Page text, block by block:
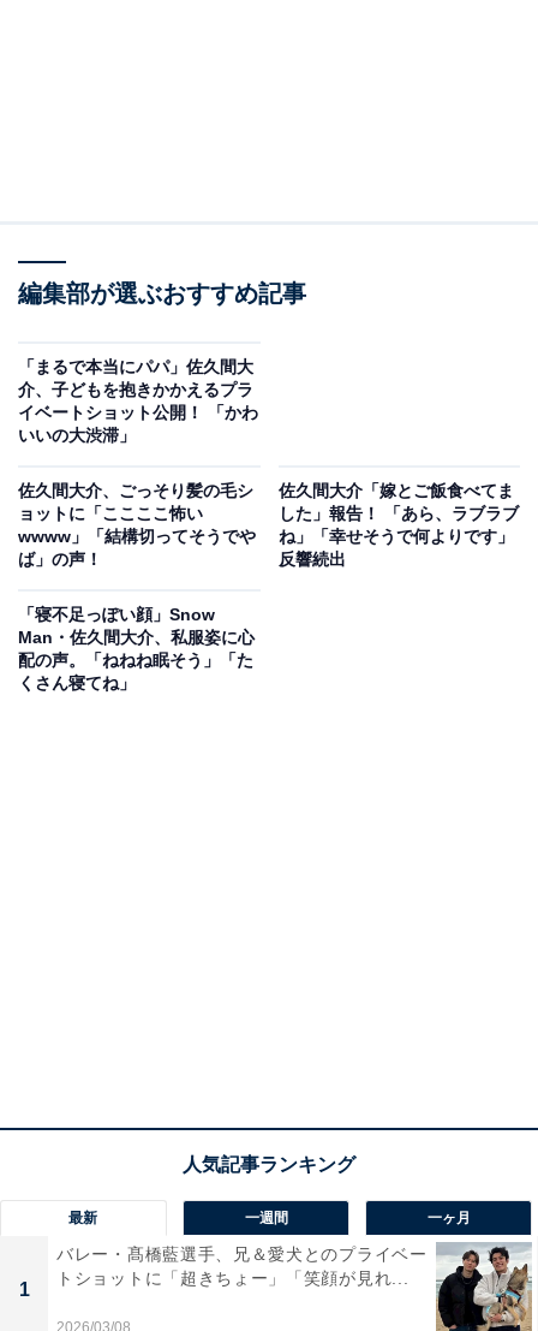
編集部が選ぶおすすめ記事
「まるで本当にパパ」佐久間大
介、子どもを抱きかかえるプラ
イベートショット公開！ 「かわ
いいの大渋滞」
佐久間大介、ごっそり髪の毛シ
ョットに「ここここ怖い
wwww」「結構切ってそうでや
ば」の声！
佐久間大介「嫁とご飯食べてま
した」報告！ 「あら、ラブラブ
ね」「幸せそうで何よりです」
反響続出
「寝不足っぽい顔」Snow
Man・佐久間大介、私服姿に心
配の声。「ねねね眠そう」「た
くさん寝てね」
最新 一週間 一ヶ月
1
バレー・髙橋藍選手、兄＆愛犬とのプライベー
トショットに「超きちょー」「笑顔が見れ...